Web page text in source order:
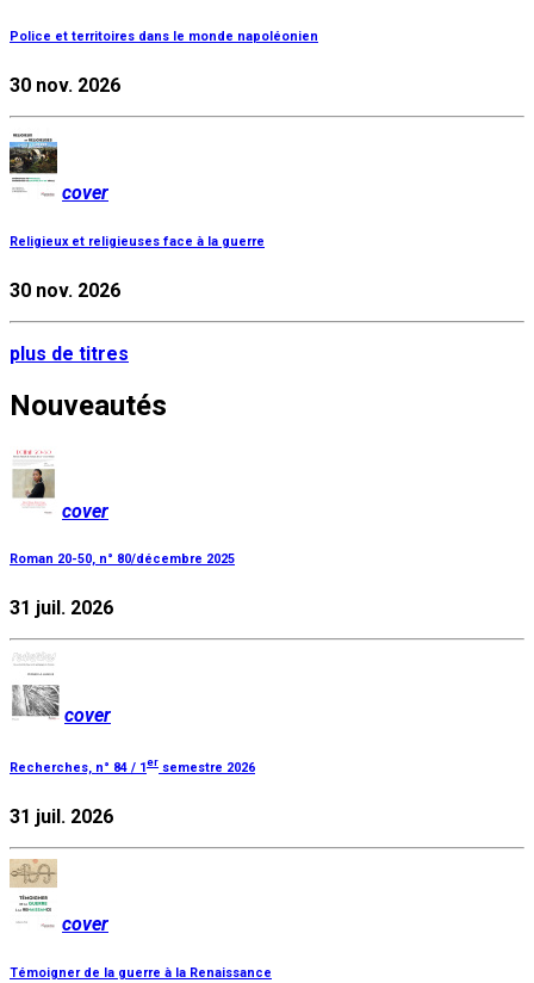
Police et territoires dans le monde napoléonien
30 nov. 2026
cover
Religieux et religieuses face à la guerre
30 nov. 2026
plus de titres
Nouveautés
cover
Roman 20-50, n° 80/décembre 2025
31 juil. 2026
cover
Recherches, n° 84 / 1er semestre 2026
31 juil. 2026
cover
Témoigner de la guerre à la Renaissance